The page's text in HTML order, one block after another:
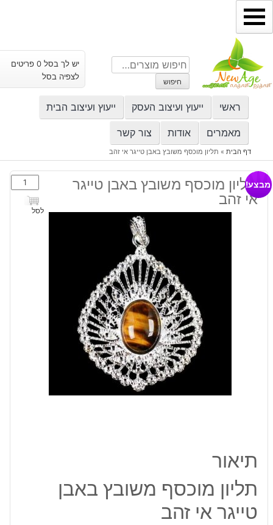
דילוג
לתוכן
חיפוש
עבור:
חיפוש
יש לך בסל 0 פריטים
לצפיה בסל
ראשי ייעוץ ועיצוב העסק ייעוץ ועיצוב הבית
מאמרים אודות צור קשר
דף הבית» תליון מוכסף משובץ באבן טייגר אי זהב
תליון מוכסף משובץ באבן טייגר
אי זהב
כמות
של
תליון
לסל
מבצע!
תיאור
תליון מוכסף משובץ באבן
טייגר אי זהב